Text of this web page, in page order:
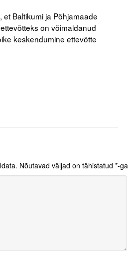
et Baltikumi ja Põhjamaade
on võimaldanud
keskendumine ettevõtte
Nõutavad väljad on tähistatud *-ga